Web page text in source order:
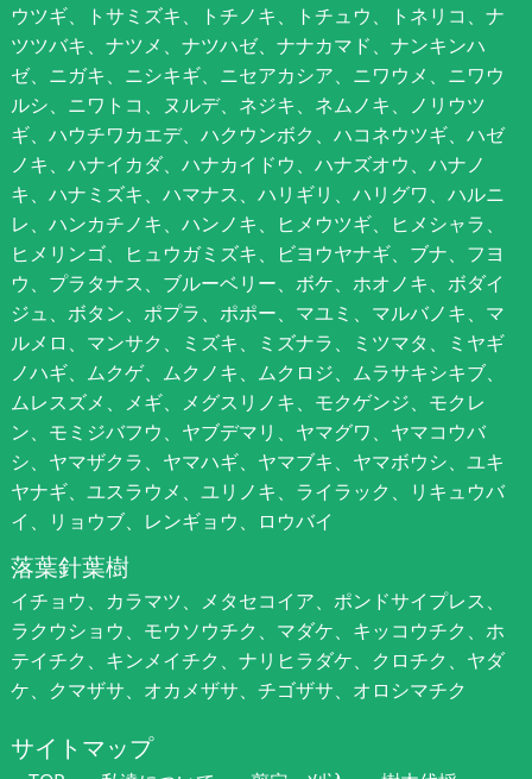
ウツギ、トサミズキ、トチノキ、トチュウ、トネリコ、ナ
ツツバキ、ナツメ、ナツハゼ、ナナカマド、ナンキンハ
ゼ、ニガキ、ニシキギ、ニセアカシア、ニワウメ、ニワウ
ルシ、ニワトコ、ヌルデ、ネジキ、ネムノキ、ノリウツ
ギ、ハウチワカエデ、ハクウンボク、ハコネウツギ、ハゼ
ノキ、ハナイカダ、ハナカイドウ、ハナズオウ、ハナノ
キ、ハナミズキ、ハマナス、ハリギリ、ハリグワ、ハルニ
レ、ハンカチノキ、ハンノキ、ヒメウツギ、ヒメシャラ、
ヒメリンゴ、ヒュウガミズキ、ビヨウヤナギ、ブナ、フヨ
ウ、プラタナス、ブルーベリー、ボケ、ホオノキ、ボダイ
ジュ、ボタン、ポプラ、ポポー、マユミ、マルバノキ、マ
ルメロ、マンサク、ミズキ、ミズナラ、ミツマタ、ミヤギ
ノハギ、ムクゲ、ムクノキ、ムクロジ、ムラサキシキブ、
ムレスズメ、メギ、メグスリノキ、モクゲンジ、モクレ
ン、モミジバフウ、ヤブデマリ、ヤマグワ、ヤマコウバ
シ、ヤマザクラ、ヤマハギ、ヤマブキ、ヤマボウシ、ユキ
ヤナギ、ユスラウメ、ユリノキ、ライラック、リキュウバ
イ、リョウブ、レンギョウ、ロウバイ
落葉針葉樹
イチョウ、カラマツ、メタセコイア、ポンドサイプレス、
ラクウショウ、モウソウチク、マダケ、キッコウチク、ホ
テイチク、キンメイチク、ナリヒラダケ、クロチク、ヤダ
ケ、クマザサ、オカメザサ、チゴザサ、オロシマチク
サイトマップ